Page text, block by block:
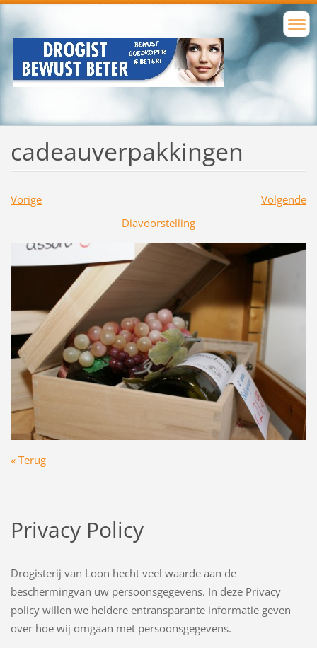
cadeauverpakkingen
Vorige
Volgende
Diavoorstelling
« Terug
Privacy Policy
Drogisterij van Loon hecht veel waarde aan de
beschermingvan uw persoonsgegevens. In deze Privacy
policy willen we heldere entransparante informatie geven
over hoe wij omgaan met persoonsgegevens.